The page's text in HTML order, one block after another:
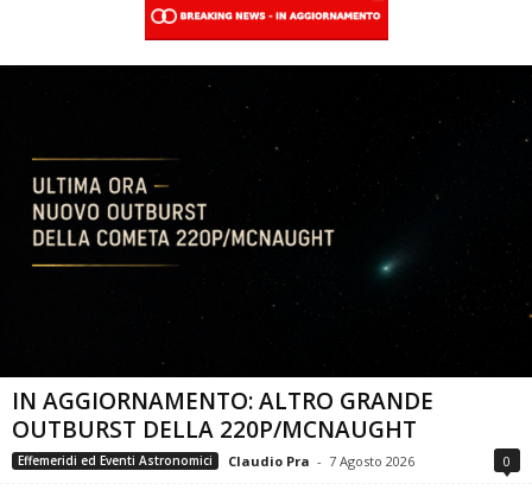
IN AGGIORNAMENTO: ALTRO GRANDE
OUTBURST DELLA 220P/MCNAUGHT
Effemeridi ed Eventi Astronomici Claudio Pra - 7 Agosto 2026 0